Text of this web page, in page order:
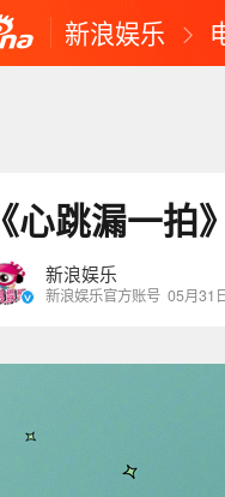
新浪娱乐
《心跳漏一拍
新浪娱乐
新浪娱乐官方账号 05月31